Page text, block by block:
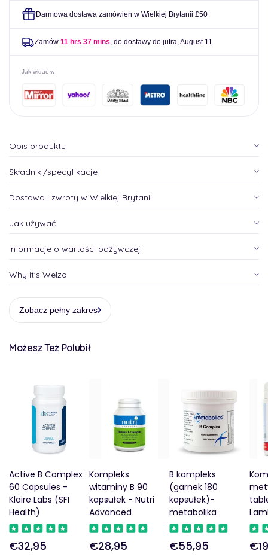
Soi*
Soi*
Darmowa dostawa zamówień w Wielkiej Brytanii £50
Zamów 11 hrs 37 mins , do dostawy do jutra, August 11
Jak widać w
Opis produktu
Składniki/specyfikacje
Dostawa i zwroty w Wielkiej Brytanii
Jak używać
Informacje o wartości odżywczej
Why it's Welzo
Zobacz pełny zakres
Możesz Też Polubił
Active B Complex
60 Capsules -
Klaire Labs (SFI
Health)
Regularna
€32,95
Kompleks
witaminy B 90
kapsułek - Nutri
Advanced
Regularna
€28,95
B kompleks
(garnek 180
kapsułek)-
metabolika
Regularna
€55,95